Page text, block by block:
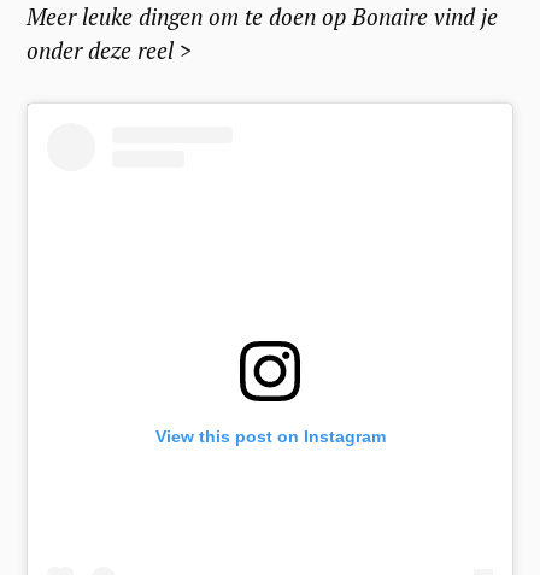
Meer leuke dingen om te doen op Bonaire vind je
onder deze reel >
View this post on Instagram